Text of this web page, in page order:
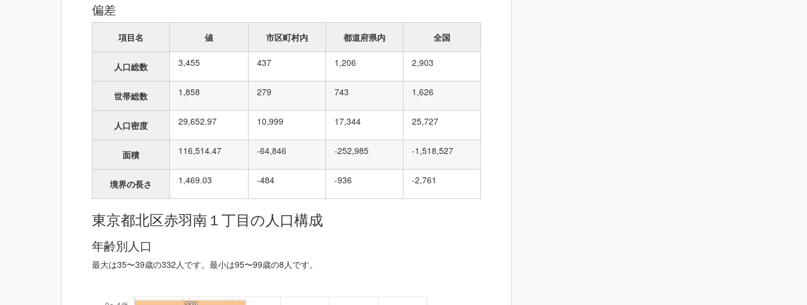
偏差
項目名 値 市区町村内 都道府県内 全国
人口総数 3,455 437 1,206 2,903
世帯総数 1,858 279 743 1,626
人口密度 29,652.97 10,999 17,344 25,727
面積 116,514.47 -64,846 -252,985 -1,518,527
境界の長さ 1,469.03 -484 -936 -2,761
東京都北区赤羽南１丁目の人口構成
年齢別人口
最大は35〜39歳の332人です。最小は95〜99歳の8人です。